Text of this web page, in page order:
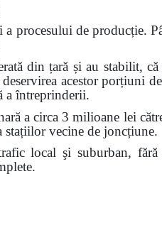
procesului de producție.
din țară și au stabilit,
acestor porțiuni
a întreprinderii.
a circa 3 milioane lei
stațiilor vecine de joncțiune.
local şi suburban,